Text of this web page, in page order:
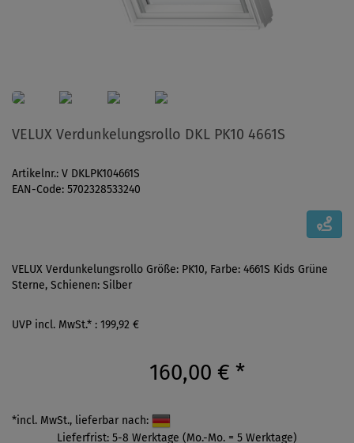
VELUX Verdunkelungsrollo DKL PK10 4661S
Artikelnr.: V DKLPK104661S
EAN-Code: 5702328533240
VELUX Verdunkelungsrollo Größe: PK10, Farbe: 4661S Kids Grüne
Sterne, Schienen: Silber
UVP incl. MwSt.* : 199,92 €
160,00 € *
*incl. MwSt., lieferbar nach:
Lieferfrist: 5-8 Werktage (Mo.-Mo. = 5 Werktage)